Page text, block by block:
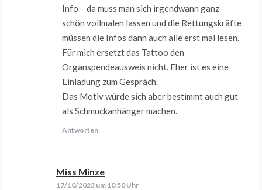
Info – da muss man sich irgendwann ganz
schön vollmalen lassen und die Rettungskräfte
müssen die Infos dann auch alle erst mal lesen.
Für mich ersetzt das Tattoo den
Organspendeausweis nicht. Eher ist es eine
Einladung zum Gespräch.
Das Motiv würde sich aber bestimmt auch gut
als Schmuckanhänger machen.
Antworten
Miss Minze
17/10/2023 um 10:50 Uhr